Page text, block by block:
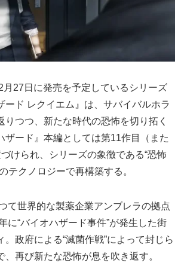
月27日に発売を予定しているシリーズ
ード レクイエム』は、サバイバルホラ
りつつ、新たな時代の恐怖を切り拓く
ザード』本編としては第11作目（また
けられ、シリーズの象徴である“恐怖
テクノロジーで再構築する。
て世界的な製薬企業アンブレラの拠点
に“バイオハザード事件”が発生した街
政府による“滅菌作戦”によって封じら
、再び新たな恐怖が息を吹き返す。